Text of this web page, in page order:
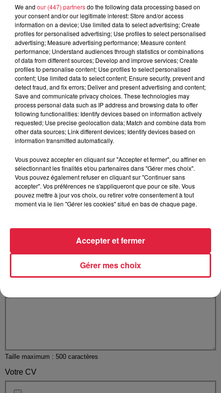
Postulez à l'offre : MENUISIER
CONSTRUCTEUR DE DECORS
Votre nom *
Votre e-mail*
Votre message*
Taille maximum : 500 caractères
Votre CV
We and our (447) partnersdo the following data processing based on
your consent and/or our legitimate interest: Store and/or access
information on a device; Use limited data to select advertising; Create
profiles for personalised advertising; Use profiles to select personalised
advertising; Measure advertising performance; Measure content
performance; Understand audiences through statistics or combinations
of data from different sources; Develop and improve services; Create
profiles to personalise content; Use profiles to select personalised
content; Use limited data to select content; Ensure security, prevent and
detect fraud, and fix errors; Deliver and present advertising and content;
Save and communicate privacy choices. These technologies may
process personal data such as IP address and browsing data to offer
following functionalities: Identify devices based on information actively
requested; Use precise geolocation data; Match and combine data from
other data sources; Link different devices; Identify devices based on
information transmitted automatically.
Vous pouvez accepter en cliquant sur "Accepter et fermer", ou affiner en
sélectionnant les finalités et/ou partenaires dans "Gérer mes choix".
Vous pouvez également refuser en cliquant sur "Continuer sans
accepter". Vos préférences ne s'appliqueront que pour ce site. Vous
pouvez mettre à jour vos choix, ou retirer votre consentement à tout
moment via le lien "Gérer les cookies" situé en bas de chaque page.
Gérer mes choix
Accepter et fermer